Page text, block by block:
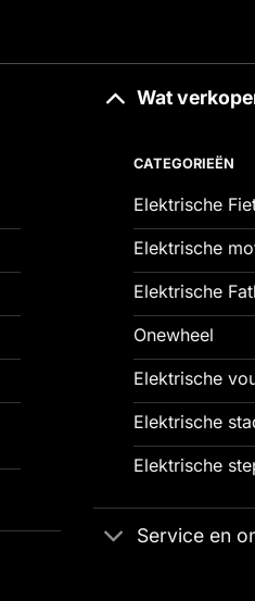
Wat
CATEGORIEËN
Elektrische
Elektrische
Elektrische
Onewheel
Elektrische
Elektrische
Elektrische
Service en